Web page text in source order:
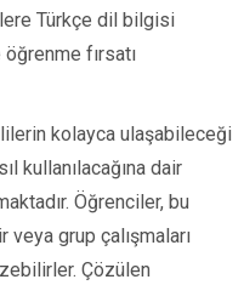
Türkçe dil bilgisi
öğrenme fırsatı
kolayca ulaşabileceği
kullanılacağına dair
Öğrenciler, bu
grup çalışmaları
Çözülen